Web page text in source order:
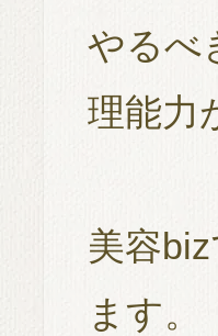
やるべ
理能力
美容
ます。